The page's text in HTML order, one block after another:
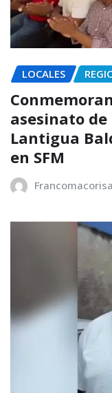
LOCALES
asesinato
Lantigua
en SFM